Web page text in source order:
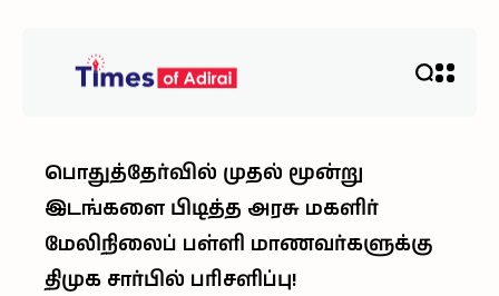
பொதுத்தேர்வில் முதல் மூன்று
இடங்களை பிடித்த அரசு மகளிர்
மேலிநிலைப் பள்ளி மாணவர்களுக்கு
திமுக சார்பில் பரிசளிப்பு!